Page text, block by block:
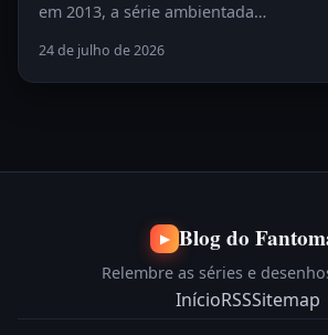
em 2013, a série ambientada…
24 de julho de 2026
▶ Blog do
Relembre as séries e
InícioRSSSitemap